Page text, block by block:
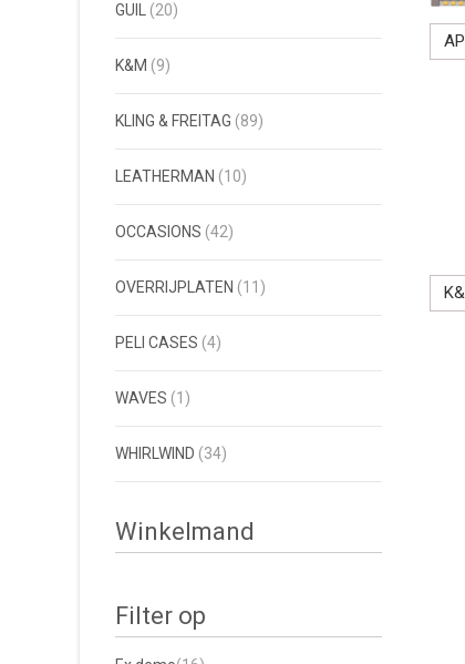
GUIL (20)
K&M (9)
KLING & FREITAG (89)
LEATHERMAN (10)
OCCASIONS (42)
OVERRIJPLATEN (11)
PELI CASES (4)
WAVES (1)
WHIRLWIND (34)
Winkelmand
Filter op